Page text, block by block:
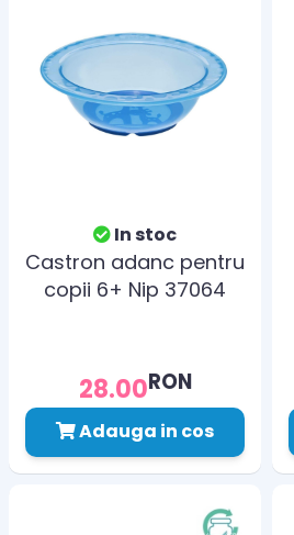
In stoc
Castron adanc pentru
copii 6+ Nip 37064
28.00RON
Adauga in cos